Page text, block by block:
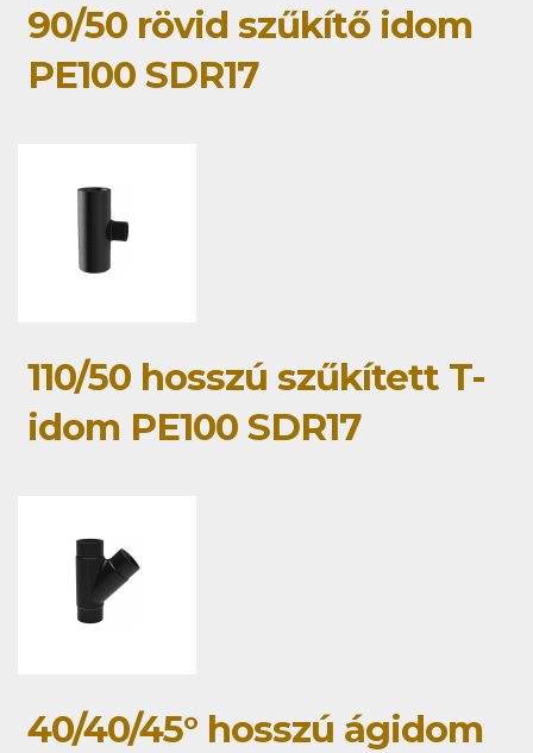
90/50 rövid szűkítő idom
PE100 SDR17
110/50 hosszú szűkített T-
idom PE100 SDR17
40/40/45° hosszú ágidom